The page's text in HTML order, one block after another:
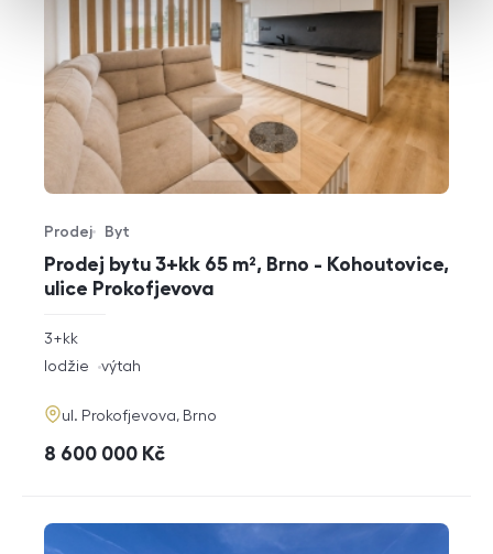
Prodej bytu 3+kk 65 m², Brno - Kohoutovice,
ulice Prokofjevova
Typ nabídky
Prodej
Typ nemovitosti
Byt
rozměry
dispozice
3+kk
funkce
lodžie výtah
adresa
ul. Prokofjevova, Brno
cena
8 600 000 Kč